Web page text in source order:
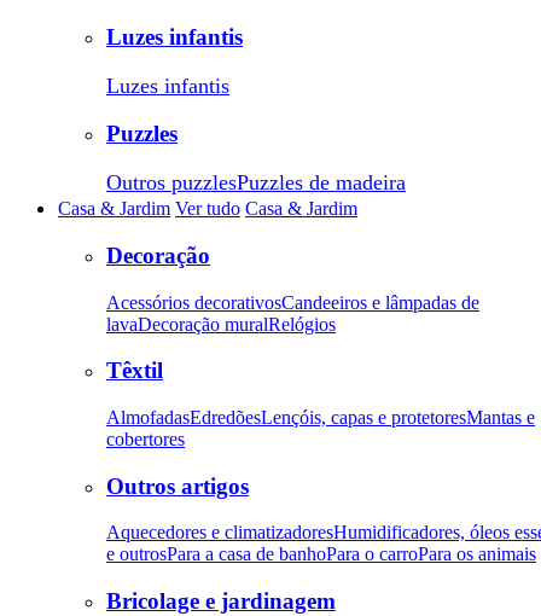
Luzes infantis
Luzes infantis
Puzzles
Outros puzzlesPuzzles de madeira
Casa & Jardim Ver tudo Casa & Jardim
Decoração
Acessórios decorativosCandeeiros e lâmpadas de
lavaDecoração muralRelógios
Têxtil
AlmofadasEdredõesLençóis, capas e protetoresMantas e
cobertores
Outros artigos
Aquecedores e climatizadoresHumidificadores, óleos
e outrosPara a casa de banhoPara o carroPara os animais
Bricolage e jardinagem